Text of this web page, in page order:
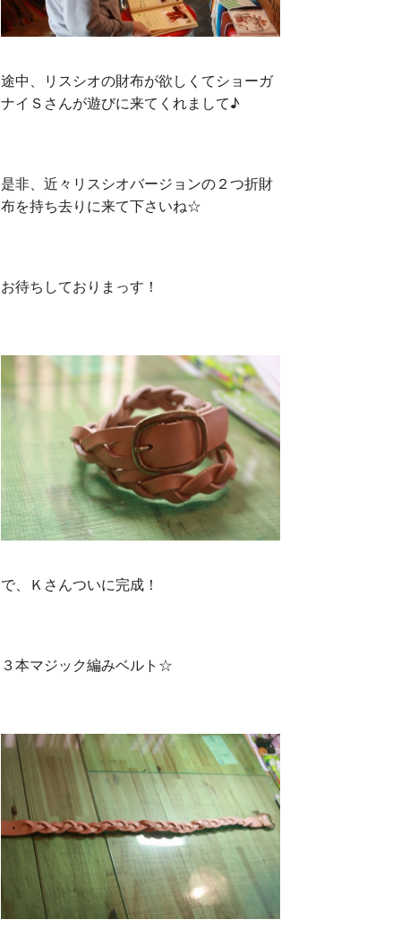
途中、リスシオの財布が欲しくてショーガ
ナイＳさんが遊びに来てくれまして♪
是非、近々リスシオバージョンの２つ折財
布を持ち去りに来て下さいね☆
お待ちしておりまっす！
で、Ｋさんついに完成！
３本マジック編みベルト☆